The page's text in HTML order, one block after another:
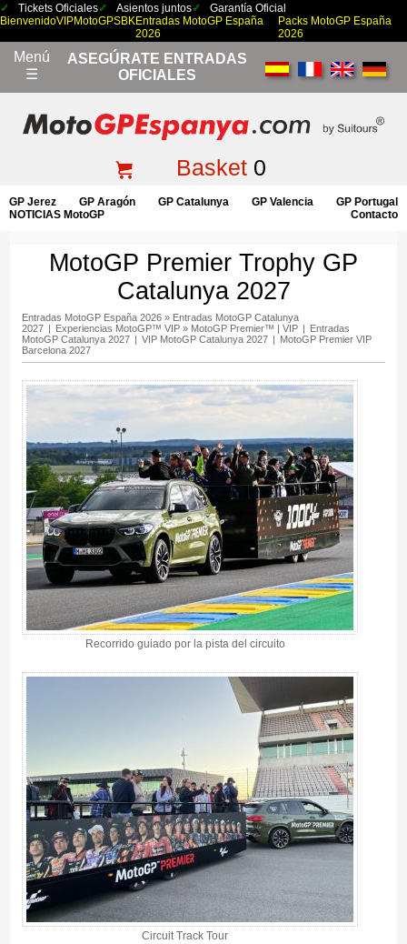
Tickets Oficiales Asientos juntos
Garantía Oficial
BienvenidoVIPMotoGPSBKEntradas MotoGP España
2026
Packs MotoGP España
2026
Menú
☰
ASEGÚRATE ENTRADAS
OFICIALES
Basket0
GP Jerez GP Aragón GP Catalunya GP Valencia
GP Portugal
NOTICIAS MotoGP
Contacto
MotoGP Premier Trophy GP
Catalunya 2027
Entradas MotoGP España 2026» Entradas MotoGP Catalunya
2027 | Experiencias MotoGP™ VIP» MotoGP Premier™ | VIP | Entradas
MotoGP Catalunya 2027 | VIP MotoGP Catalunya 2027 | MotoGP Premier VIP
Barcelona 2027
Recorrido guiado por la pista del circuito
Circuit Track Tour